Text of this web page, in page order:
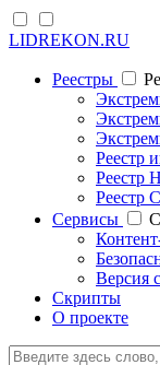
LIDREKON.RU
Реестры
Реестр
Реестр
Реестр
Cервисы
Версия
Скрипты
О проекте